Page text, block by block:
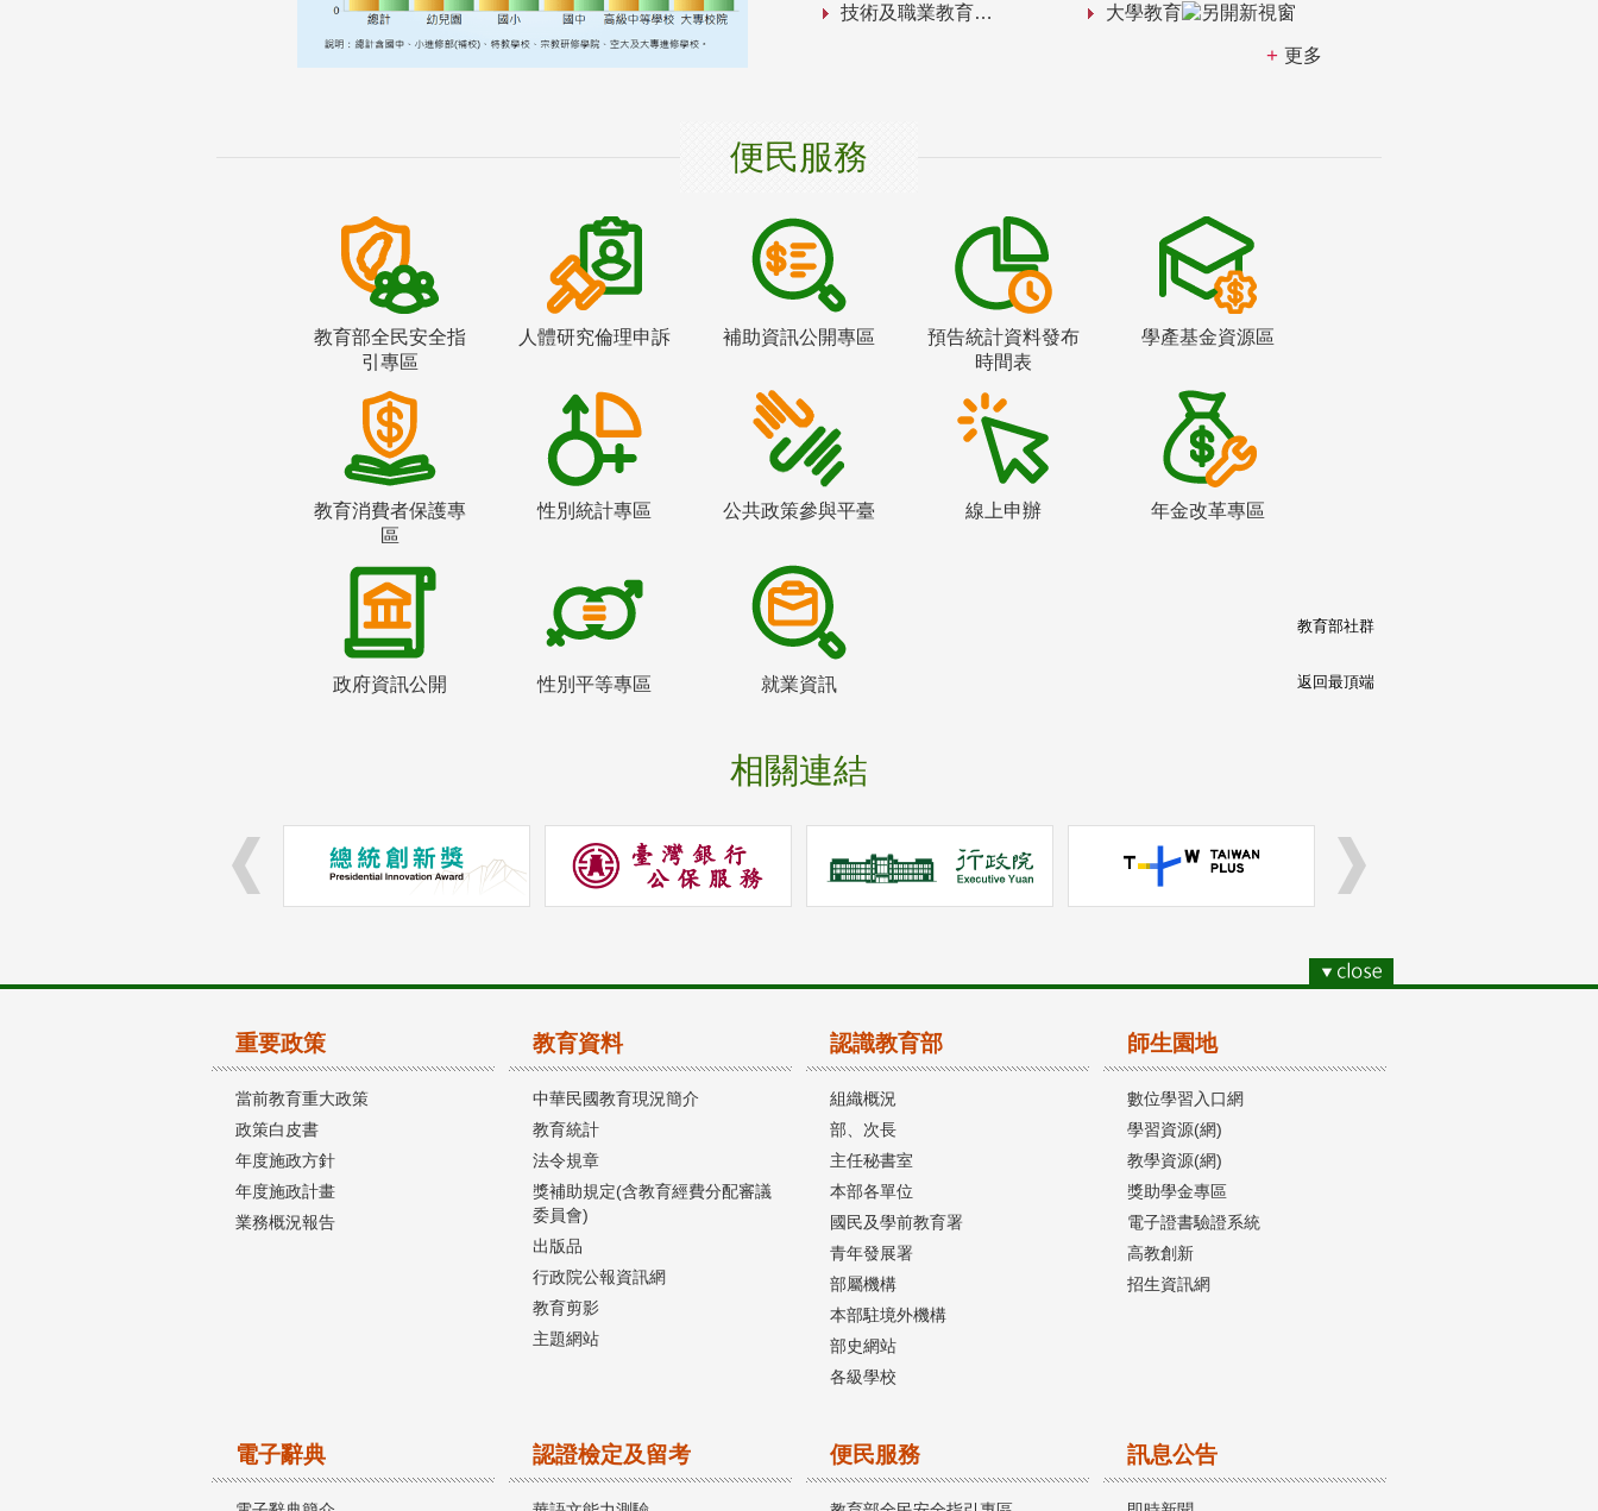
技術及職業教育 大學教育
更多
便民服務
教育部全民安全指
引專區
人體研究倫理申訴 補助資訊公開專區
預告統計資料發布
時間表
學產基金資源區
教育消費者保護專
區
性別統計專區 公共政策參與平臺 線上申辦 年金改革專區
政府資訊公開 性別平等專區 就業資訊
相關連結
教育部社群
返回最頂端
重要政策
當前教育重大政策
政策白皮書
年度施政方針
年度施政計畫
業務概況報告
教育資料
中華民國教育現況簡介
教育統計
法令規章
獎補助規定(含教育經費分配審議
委員會)
出版品
行政院公報資訊網
教育剪影
主題網站
認識教育部
組織概況
部、次長
主任秘書室
本部各單位
國民及學前教育署
青年發展署
部屬機構
本部駐境外機構
部史網站
各級學校
師生園地
數位學習入口網
學習資源(網)
教學資源(網)
獎助學金專區
電子證書驗證系統
高教創新
招生資訊網
電子辭典 認證檢定及留考 便民服務 訊息公告